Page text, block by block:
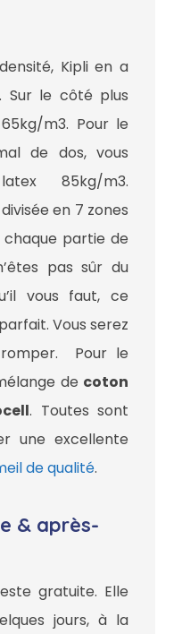
Kipli en a
Sur le côté plus
m3. Pour le
de dos, vous
85kg/m3.
en 7 zones
partie de
pas sûr du
vous faut, ce
Vous serez
Pour le
de coton
. Toutes sont
une excellente
de qualité.
& après-
gratuite. Elle
jours, à la